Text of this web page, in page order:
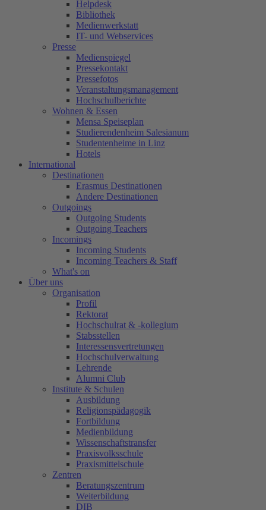
Helpdesk
Bibliothek
Medienwerkstatt
IT- und Webservices
Presse
Medienspiegel
Pressekontakt
Pressefotos
Veranstaltungsmanagement
Hochschulberichte
Wohnen & Essen
Mensa Speiseplan
Studierendenheim Salesianum
Studentenheime in Linz
Hotels
International
Destinationen
Erasmus Destinationen
Andere Destinationen
Outgoings
Outgoing Students
Outgoing Teachers
Incomings
Incoming Students
Incoming Teachers & Staff
What's on
Über uns
Organisation
Profil
Rektorat
Hochschulrat & -kollegium
Stabsstellen
Interessensvertretungen
Hochschulverwaltung
Lehrende
Alumni Club
Institute & Schulen
Ausbildung
Religionspädagogik
Fortbildung
Medienbildung
Wissenschaftstransfer
Praxisvolksschule
Praxismittelschule
Zentren
Beratungszentrum
Weiterbildung
DIB